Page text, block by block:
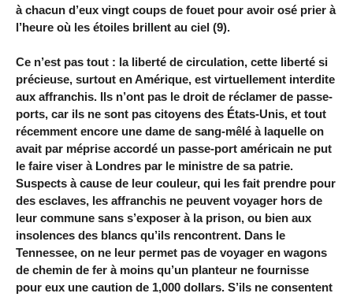
à chacun d’eux vingt coups de fouet pour avoir osé prier à
l’heure où les étoiles brillent au ciel (9).
Ce n’est pas tout : la liberté de circulation, cette liberté si
précieuse, surtout en Amérique, est virtuellement interdite
aux affranchis. Ils n’ont pas le droit de réclamer de passe-
ports, car ils ne sont pas citoyens des États-Unis, et tout
récemment encore une dame de sang-mêlé à laquelle on
avait par méprise accordé un passe-port américain ne put
le faire viser à Londres par le ministre de sa patrie.
Suspects à cause de leur couleur, qui les fait prendre pour
des esclaves, les affranchis ne peuvent voyager hors de
leur commune sans s’exposer à la prison, ou bien aux
insolences des blancs qu’ils rencontrent. Dans le
Tennessee, on ne leur permet pas de voyager en wagons
de chemin de fer à moins qu’un planteur ne fournisse
pour eux une caution de 1,000 dollars. S’ils ne consentent